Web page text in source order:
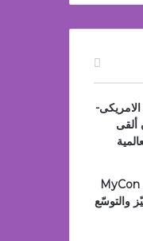
ألقى
“MyLifestyle تُطلق MyCon
والتوسّع